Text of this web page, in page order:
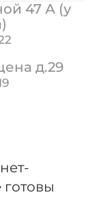
47 А (у
д.29